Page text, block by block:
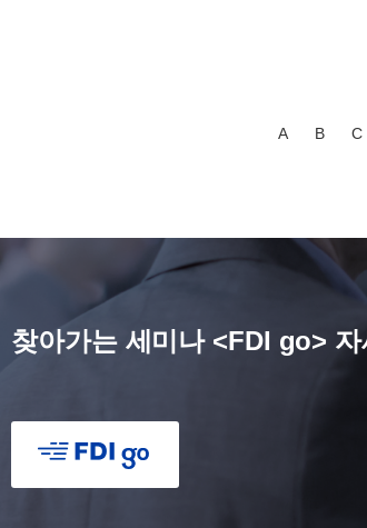
A B C
찾아가는 세미나 <FDI go> 자